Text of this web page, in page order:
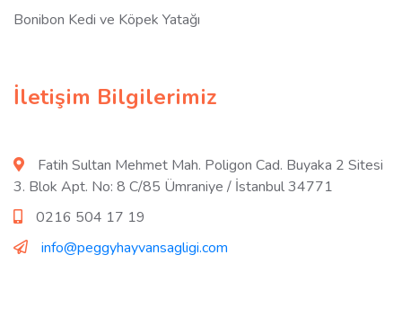
Bonibon Kedi ve Köpek Yatağı
İletişim Bilgilerimiz
Fatih Sultan Mehmet Mah. Poligon Cad. Buyaka 2 Sitesi
3. Blok Apt. No: 8 C/85 Ümraniye / İstanbul 34771
0216 504 17 19
info@peggyhayvansagligi.com